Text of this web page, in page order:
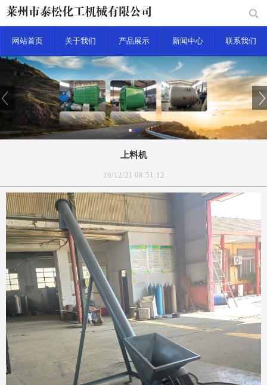
网站首页 关于我们 产品展示 新闻中心 联系我们
上料机
19/12/21 08:51:12